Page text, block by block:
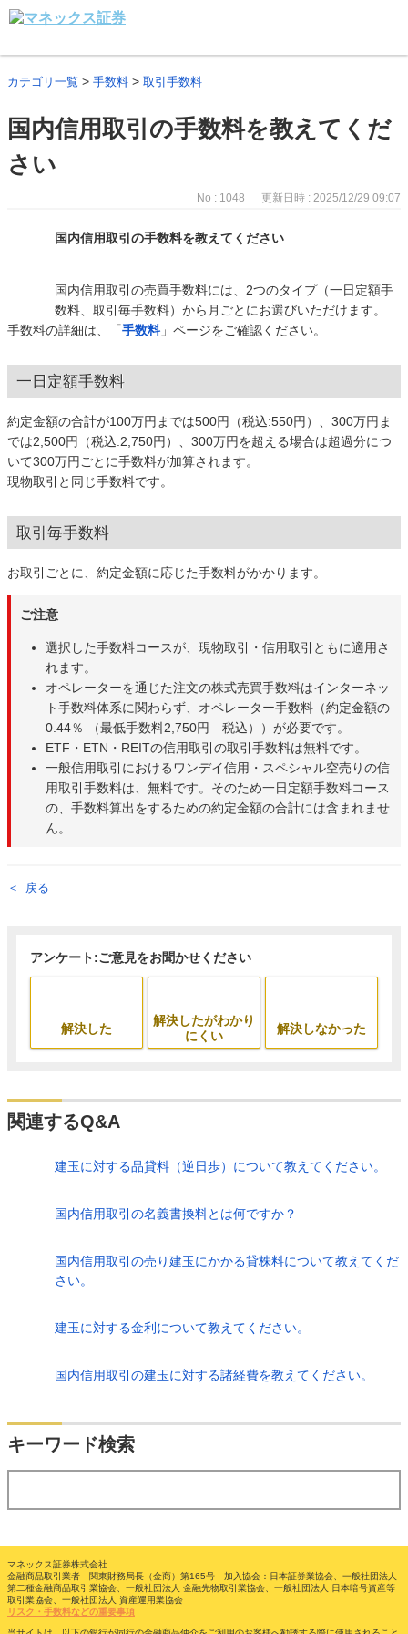
カテゴリ一覧 > 手数料 > 取引手数料
国内信用取引の手数料を教えてくだ
さい
No : 1048 更新日時 : 2025/12/29 09:07
国内信用取引の手数料を教えてください
国内信用取引の売買手数料には、2つのタイプ（一日定額手
数料、取引毎手数料）から月ごとにお選びいただけます。
手数料の詳細は、「手数料」ページをご確認ください。
一日定額手数料
約定金額の合計が100万円までは500円（税込:550円）、300万円ま
では2,500円（税込:2,750円）、300万円を超える場合は超過分につ
いて300万円ごとに手数料が加算されます。
現物取引と同じ手数料です。
取引毎手数料
お取引ごとに、約定金額に応じた手数料がかかります。
ご注意
選択した手数料コースが、現物取引・信用取引ともに適用さ
れます。
オペレーターを通じた注文の株式売買手数料はインターネッ
ト手数料体系に関わらず、オペレーター手数料（約定金額の
0.44％ （最低手数料2,750円 税込））が必要です。
ETF・ETN・REITの信用取引の取引手数料は無料です。
一般信用取引におけるワンデイ信用・スペシャル空売りの信
用取引手数料は、無料です。そのため一日定額手数料コース
の、手数料算出をするための約定金額の合計には含まれませ
ん。
戻る
アンケート:ご意見をお聞かせください
解決した
解決したがわかり
にくい
解決しなかった
関連するQ&A
建玉に対する品貸料（逆日歩）について教えてください。
国内信用取引の名義書換料とは何ですか？
国内信用取引の売り建玉にかかる貸株料について教えてくだ
さい。
建玉に対する金利について教えてください。
国内信用取引の建玉に対する諸経費を教えてください。
キーワード検索
マネックス証券株式会社
金融商品取引業者 関東財務局長（金商）第165号 加入協会：日本証券業協会、一般社団法人
第二種金融商品取引業協会、一般社団法人 金融先物取引業協会、一般社団法人 日本暗号資産等
取引業協会、一般社団法人 資産運用業協会
リスク・手数料などの重要事項